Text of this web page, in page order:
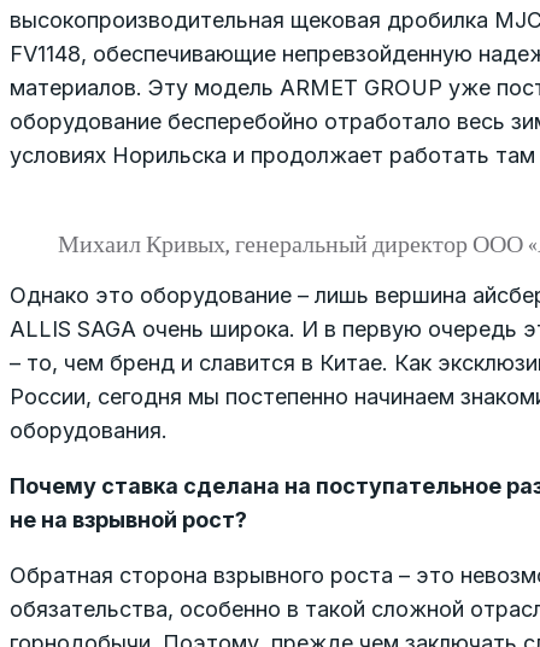
высокопроизводительная щековая дробилка
FV1148, обеспечивающие непревзойденную
материалов. Эту модель ARMET GROUP уже
оборудование бесперебойно отработало весь
условиях Норильска и продолжает работать там
Михаил Кривых, генеральный директор
Однако это оборудование – лишь вершина
ALLIS SAGA очень широка. И в первую очередь
– то, чем бренд и славится в Китае. Как
России, сегодня мы постепенно начинаем
оборудования.
Почему ставка сделана на поступательное
не на взрывной рост?
Обратная сторона взрывного роста – это
обязательства, особенно в такой сложной